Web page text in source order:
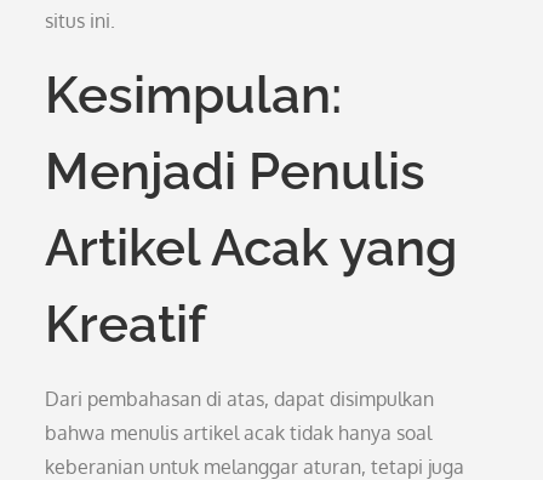
situs ini.
Kesimpulan:
Menjadi Penulis
Artikel Acak yang
Kreatif
Dari pembahasan di atas, dapat disimpulkan
bahwa menulis artikel acak tidak hanya soal
keberanian untuk melanggar aturan, tetapi juga